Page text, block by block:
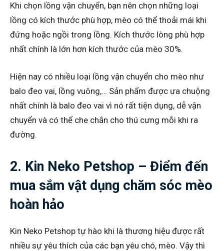
Khi chọn lồng vận chuyển, bạn nên chọn những loại
lồng có kích thước phù hợp, mèo có thể thoải mái khi
đứng hoặc ngồi trong lồng. Kích thước lòng phù hợp
nhất chính là lớn hơn kích thước của mèo 30%.
Hiện nay có nhiều loại lồng vận chuyển cho mèo như
balo đeo vai, lồng vuông,… Sản phẩm được ưa chuộng
nhất chính là balo đeo vai vì nó rất tiện dụng, dễ vận
chuyển và có thể che chắn cho thú cưng mỗi khi ra
đường.
2. Kin Neko Petshop – Điểm đến
mua sắm vật dụng chăm sóc mèo
hoàn hảo
Kin Neko Petshop tự hào khi là thương hiệu được rất
nhiều sự yêu thích của các bạn yêu chó, mèo. Vậy thì